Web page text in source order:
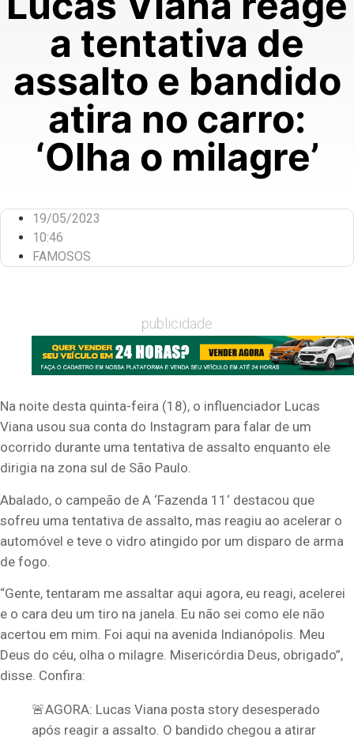
a tentativa de
assalto e bandido
atira no carro:
‘Olha o milagre’
19/05/2023
10:46
FAMOSOS
publicidade
Na noite desta quinta-feira (18), o influenciador Lucas
Viana usou sua conta do Instagram para falar de um
ocorrido durante uma tentativa de assalto enquanto ele
dirigia na zona sul de São Paulo.
Abalado, o campeão de A ‘Fazenda 11‘ destacou que
sofreu uma tentativa de assalto, mas reagiu ao acelerar o
automóvel e teve o vidro atingido por um disparo de arma
de fogo.
“Gente, tentaram me assaltar aqui agora, eu reagi, acelerei
e o cara deu um tiro na janela. Eu não sei como ele não
acertou em mim. Foi aqui na avenida Indianópolis. Meu
Deus do céu, olha o milagre. Misericórdia Deus, obrigado”,
disse. Confira:
🚨AGORA: Lucas Viana posta story desesperado
após reagir a assalto. O bandido chegou a atirar